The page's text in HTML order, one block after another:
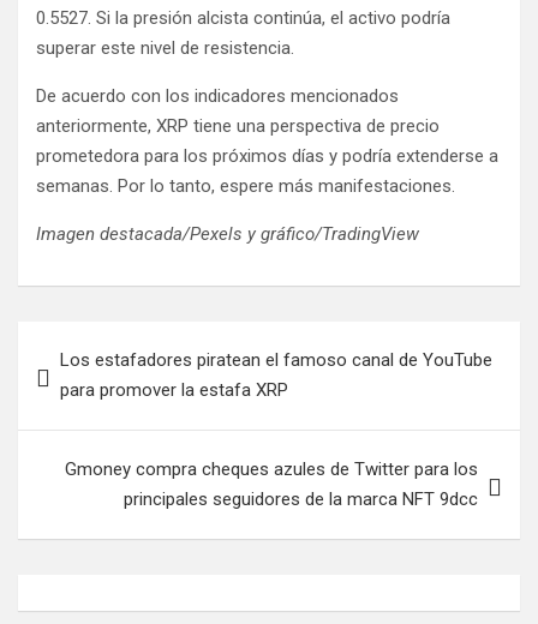
0.5527. Si la presión alcista continúa, el activo podría
superar este nivel de resistencia.
De acuerdo con los indicadores mencionados
anteriormente, XRP tiene una perspectiva de precio
prometedora para los próximos días y podría extenderse a
semanas. Por lo tanto, espere más manifestaciones.
Imagen destacada/Pexels y gráfico/TradingView
de Los estafadores piratean el famoso canal de YouTube
para promover la estafa XRP
Gmoney compra cheques azules de Twitter para los
principales seguidores de la marca NFT 9dcc